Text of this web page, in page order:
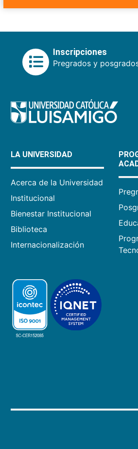
Inscripciones
Pregrados y
LA UNIVERSIDAD
Acerca de la Universidad
Institucional
Bienestar Institucional
Biblioteca
Internacionalización